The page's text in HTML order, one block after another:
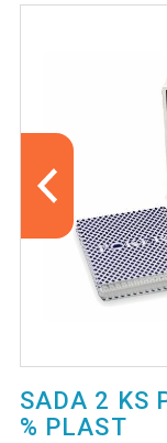
SADA 2 KS
% PLAST